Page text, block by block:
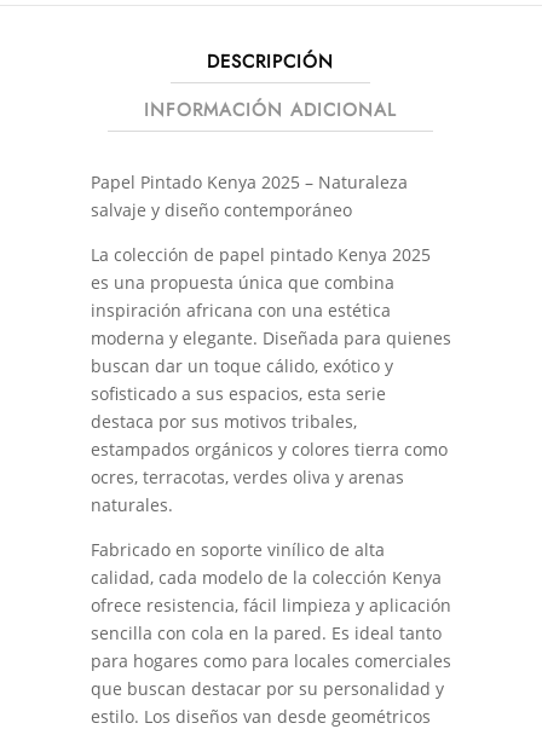
DESCRIPCIÓN
INFORMACIÓN ADICIONAL
Papel Pintado Kenya 2025 – Naturaleza
salvaje y diseño contemporáneo
La colección de papel pintado Kenya 2025
es una propuesta única que combina
inspiración africana con una estética
moderna y elegante. Diseñada para quienes
buscan dar un toque cálido, exótico y
sofisticado a sus espacios, esta serie
destaca por sus motivos tribales,
estampados orgánicos y colores tierra como
ocres, terracotas, verdes oliva y arenas
naturales.
Fabricado en soporte vinílico de alta
calidad, cada modelo de la colección Kenya
ofrece resistencia, fácil limpieza y aplicación
sencilla con cola en la pared. Es ideal tanto
para hogares como para locales comerciales
que buscan destacar por su personalidad y
estilo. Los diseños van desde geométricos